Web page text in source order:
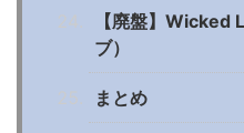
【廃盤】Wicked
ブ）
まとめ